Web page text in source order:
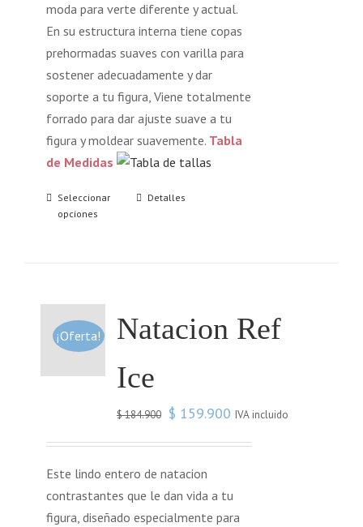
moda para verte diferente y actual.
En su estructura interna tiene copas
prehormadas suaves con varilla para
sostener adecuadamente y dar
soporte a tu figura, Viene totalmente
forrado para dar ajuste suave a tu
figura y moldear suavemente. Tabla
de Medidas
Seleccionar
opciones
Detalles
¡Oferta!
Natacion Ref
Ice
$184.900 $ 159.900 IVA incluido
Este lindo entero de natacion
contrastantes que le dan vida a tu
figura, diseñado especialmente para